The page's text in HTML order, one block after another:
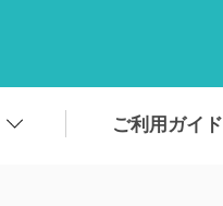
ご利用ガイド